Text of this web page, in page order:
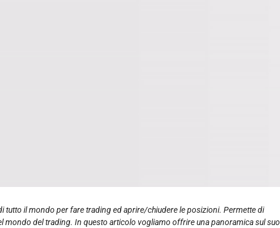
tutto il mondo per fare trading ed aprire/chiudere le posizioni. Permette di
del trading. In questo articolo vogliamo offrire una panoramica sul suo